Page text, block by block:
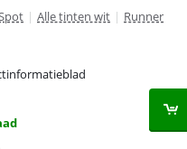
| Alle tinten wit | Runner